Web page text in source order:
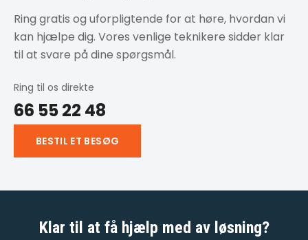
Ring gratis og uforpligtende for at høre, hvordan vi
kan hjælpe dig. Vores venlige teknikere sidder klar
til at svare på dine spørgsmål.
Ring til os direkte
66 55 22 48
BESTIL ET BESØG
Klar til at få hjælp med av løsning?